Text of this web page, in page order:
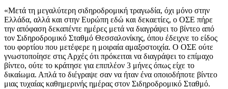
«Μετά τη μεγαλύτερη σιδηροδρομική τραγωδία, όχι μόνο στην
Ελλάδα, αλλά και στην Ευρώπη εδώ και δεκαετίες, ο ΟΣΕ πήρε
την απόφαση δεκαπέντε ημέρες μετά να διαγράψει το βίντεο από
τον Σιδηροδρομικό Σταθμό Θεσσαλονίκης, όπου έδειχνε το είδος
του φορτίου που μετέφερε η μοιραία αμαξοστοιχία. Ο ΟΣΕ ούτε
γνωστοποίησε στις Αρχές ότι πρόκειται να διαγράψει το επίμαχο
βίντεο, ούτε το κράτησε για επιπλέον 3 μήνες όπως είχε το
δικαίωμα. Απλά το διέγραψε σαν να ήταν ένα οποιοδήποτε βίντεο
μιας τυχαίας καθημερινής ημέρας στον Σιδηροδρομικό Σταθμό.